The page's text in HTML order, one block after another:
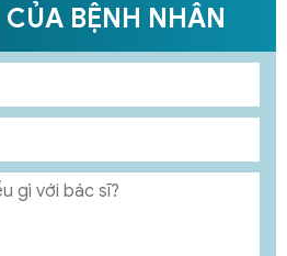
BỆNH NHÂN